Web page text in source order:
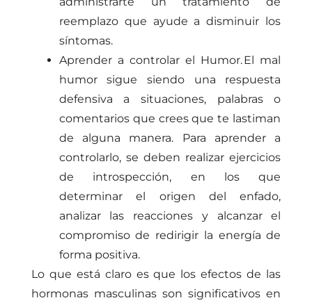
reemplazo que ayude a disminuir los
síntomas.
Aprender a controlar el Humor. El mal
humor sigue siendo una respuesta
defensiva a situaciones, palabras o
comentarios que crees que te lastiman
de alguna manera. Para aprender a
controlarlo, se deben realizar ejercicios
de introspección, en los que
determinar el origen del enfado,
analizar las reacciones y alcanzar el
compromiso de redirigir la energía de
forma positiva.
Lo que está claro es que los efectos de las
hormonas masculinas son significativos en